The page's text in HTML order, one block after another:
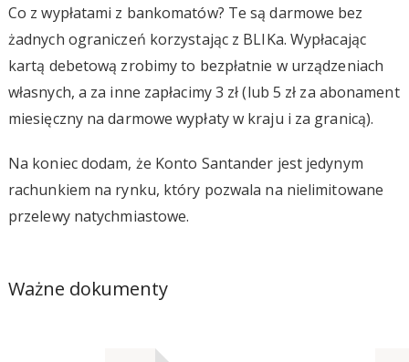
Co z wypłatami z bankomatów? Te są darmowe bez
żadnych ograniczeń korzystając z BLIKa. Wypłacając
kartą debetową zrobimy to bezpłatnie w urządzeniach
własnych, a za inne zapłacimy 3 zł (lub 5 zł za abonament
miesięczny na darmowe wypłaty w kraju i za granicą).
Na koniec dodam, że Konto Santander jest jedynym
rachunkiem na rynku, który pozwala na nielimitowane
przelewy natychmiastowe.
Ważne dokumenty